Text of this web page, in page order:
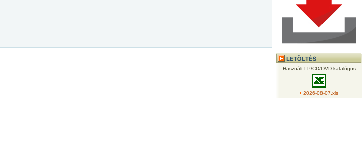
Használt LP/CD/DVD katalógus
2026-08-07.xls